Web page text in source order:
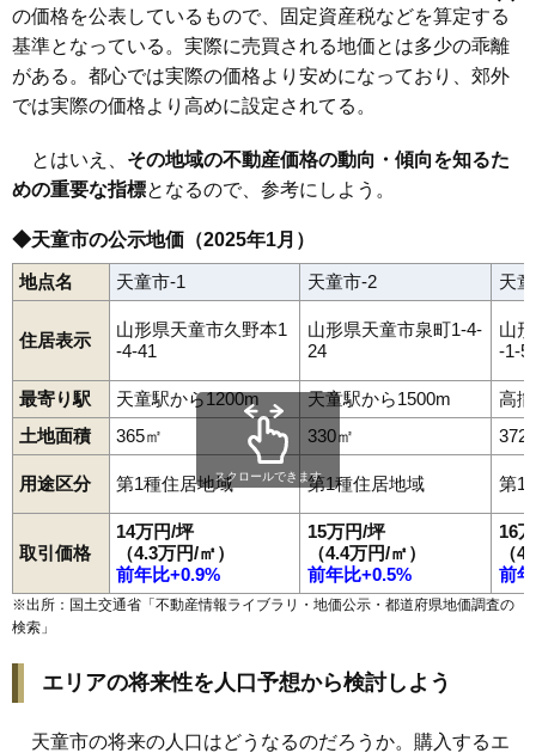
の価格を公表しているもので、固定資産税などを算定する
基準となっている。実際に売買される地価とは多少の乖離
がある。都心では実際の価格より安めになっており、郊外
では実際の価格より高めに設定されてる。
とはいえ、 その地域の不動産価格の動向・傾向を知るた
めの重要な指標となるので、参考にしよう。
◆天童市の公示地価（2025年1月）
地点名 天童市-1 天童市-2 天
住居表示
山形県天童市久野本1
-4-41
山形県天童市泉町1-4-
24
山
-1-5
最寄り駅 天童駅から1200m 天童駅から1500m
高
土地面積
365㎡ 330㎡ 372
用途区分 第1種住居地域 第1種住居地域 第1
取引価格
14万円/坪
（4.3万円/㎡）
前年比+0.9%
15万円/坪
（4.4万円/㎡）
前年比+0.5%
16
（
前
スクロールできます
※出所：国土交通省「不動産情報ライブラリ・地価公示・都道府県地価調査の
検索 」
エリアの将来性を人口予想から検討しよう
天童市の将来の人口はどうなるのだろうか。購入するエ
清池東高木 高擶 田鶴町寺津天童中道満長岡長岡北 中里
奈良沢
成生糠塚 貫津芳賀原町万代 東長岡東芳賀東本町
一日町 干布 本町交り江乱川南小畑 南町矢野目山口山元
石鳥居東久野本芳賀タウン北芳賀タウン南
高擶駅天童駅 乱川駅天童南駅